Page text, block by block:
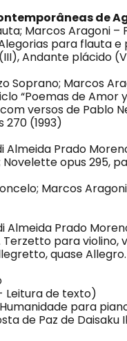
de
Marcos Aragoni –
para flauta e
Andante plácido
Soprano; Marcos
“Poemas de Amor
versos de Pablo
270 (1993)
Almeida Prado
opus 295,
Marcos
Prado
Terzetto para violino,
quase Allegro.
Leitura de texto)
para
de Paz de Daisaku